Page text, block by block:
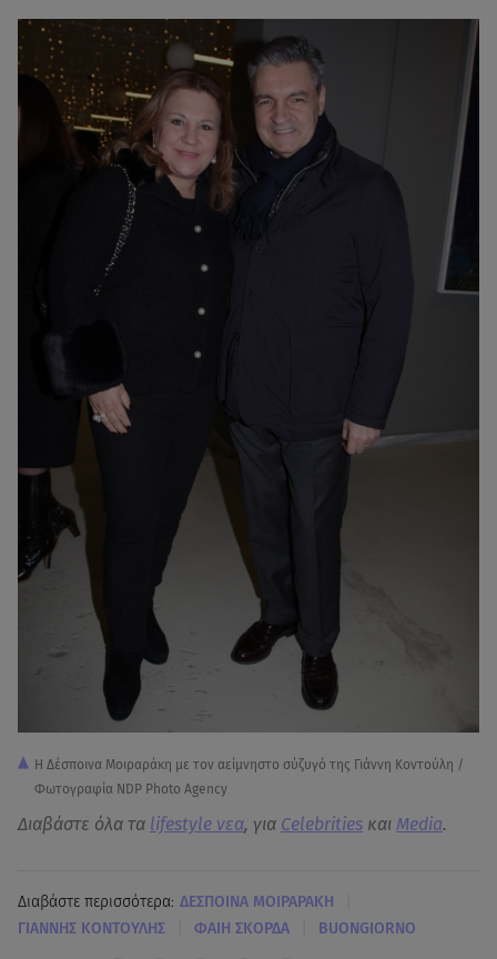
Η Δέσποινα Μοιραράκη με τον αείμνηστο σύζυγό της Γιάννη Κοντούλη /
Φωτογραφία NDP Photo Agency
Διαβάστε όλα τα lifestyle νεα, για Celebrities και Media.
Διαβάστε περισσότερα: ΔΕΣΠΟΙΝΑ ΜΟΙΡΑΡΑΚΗ
ΓΙΑΝΝΗΣ ΚΟΝΤΟΥΛΗΣ ΦΑΙΗ ΣΚΟΡΔΑ BUONGIORNO